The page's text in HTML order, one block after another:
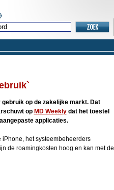
op de zakelijke markt. Dat
op MD Weeklydat het toestel
applicaties.
het systeembeheerders
de roamingkosten hoog en kan met de